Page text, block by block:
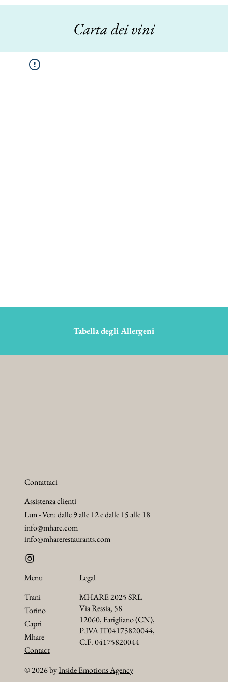
Carta dei vini
Tabella degli Allergeni
Contattaci
Assistenza clienti
Lun - Ven: dalle 9 alle 12 e dalle 15 alle 18
info@mhare.com
info@mharerestaurants.com
Menu
Trani
Torino
Capri
Mhare
Contact
Legal
MHARE 2025 SRL
Via Ressia, 58
12060, Farigliano (CN),
P.IVA IT04175820044,
C.F. 04175820044
© 2026 byInside Emotions Agency